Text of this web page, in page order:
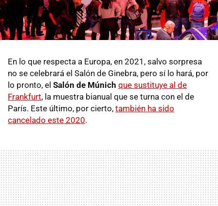
En lo que respecta a Europa, en 2021, salvo sorpresa
no se celebrará el Salón de Ginebra, pero sí lo hará, por
lo pronto, el Salón de Múnich que sustituye al de
Frankfurt, la muestra bianual que se turna con el de
París. Este último, por cierto, también ha sido
cancelado este 2020.